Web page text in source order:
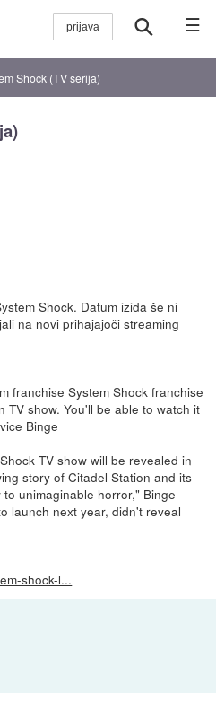
☰
Shock (TV serija)
Shock. Datum izida še ni
na novi prihajajoči streaming
franchise System Shock franchise
TV show. You'll be able to watch it
Binge
TV show will be revealed in
story of Citadel Station and its
unimaginable horror," Binge
launch next year, didn't reveal
shock-l...